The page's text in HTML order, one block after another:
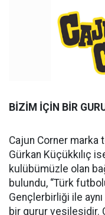
BİZİM İÇİN BİR
Cajun Corner marka
Gürkan Küçükkılıç
kulübümüzle olan
bulundu, “Türk
Gençlerbirliği ile
bir gurur vesilesidir.